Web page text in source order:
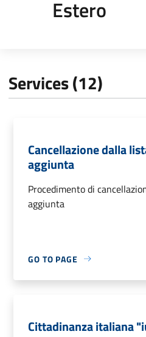
Estero
Services (12)
Cancellazione dalla
aggiunta
Procedimento di
aggiunta
GO TO PAGE
Cittadinanza italiana